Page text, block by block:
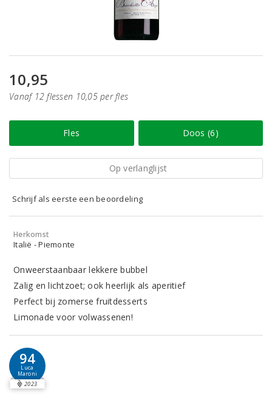
10,95
Vanaf 12 flessen 10,05 per fles
Fles Doos (6)
Op verlanglijst
Schrijf als eerste een beoordeling
Herkomst
Italië - Piemonte
Onweerstaanbaar lekkere bubbel
Zalig en lichtzoet; ook heerlijk als aperitief
Perfect bij zomerse fruitdesserts
Limonade voor volwassenen!
94
Luca
Maroni
2023